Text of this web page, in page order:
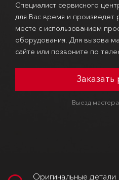
Специалист сервисного
для Вас время и произведет
месте с использованием
оборудования. Для вызова
сайте или позвоните по
Выезд
Оригинальные детали